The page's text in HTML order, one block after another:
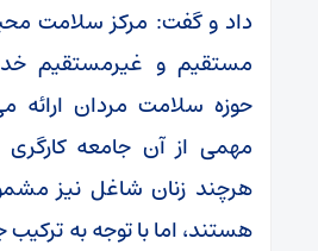
داد و گفت: مرکز سلامت
مستقیم و غیرمستقیم
حوزه سلامت مردان
مهمی از آن جامعه کارگری
هرچند زنان شاغل نیز
هستند، اما با توجه به ترکیب